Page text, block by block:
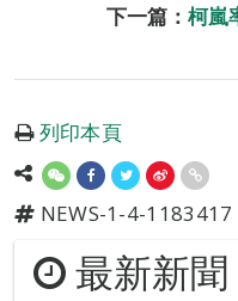
下一篇： 柯嵐
列印本頁
NEWS-1-4-1183417
最新新聞